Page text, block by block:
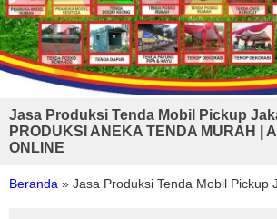
Jasa Produksi Tenda Mobil Pickup
PRODUKSI ANEKA TENDA MURAH |
ONLINE
Beranda » Jasa Produksi Tenda Mobil Pickup